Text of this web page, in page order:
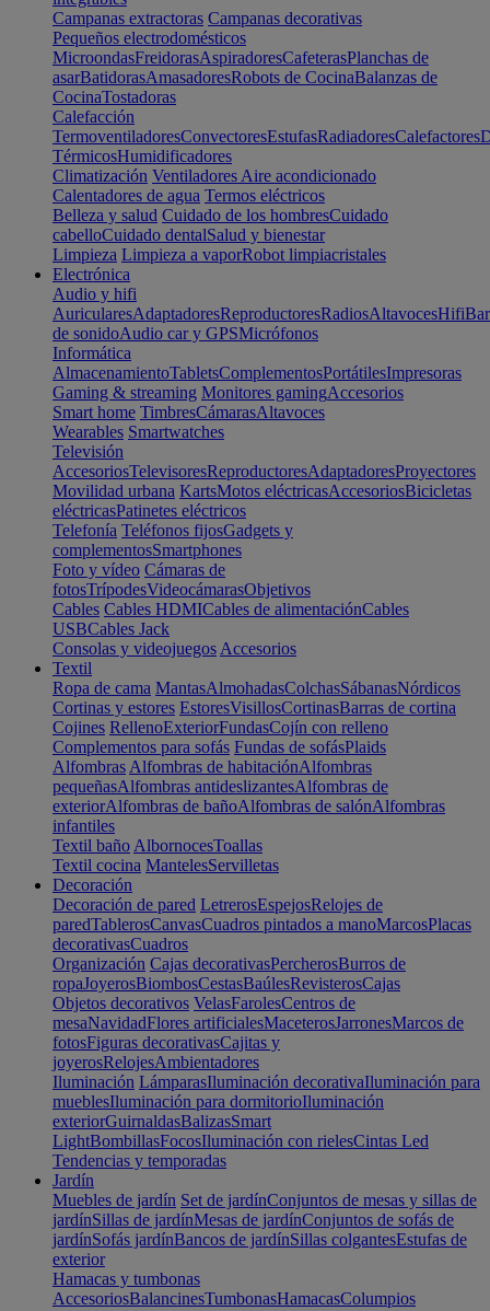
Campanas extractoras Campanas decorativas
Pequeños electrodomésticos
MicroondasFreidorasAspiradoresCafeterasPlanchas de
asarBatidorasAmasadoresRobots de CocinaBalanzas de
CocinaTostadoras
Calefacción
TermoventiladoresConvectoresEstufasRadiadoresCalefactores
TérmicosHumidificadores
Climatización Ventiladores Aire acondicionado
Calentadores de agua Termos eléctricos
Belleza y salud Cuidado de los hombresCuidado
cabelloCuidado dentalSalud y bienestar
Limpieza Limpieza a vaporRobot limpiacristales
Electrónica
Audio y hifi
AuricularesAdaptadoresReproductoresRadiosAltavocesHifi
de sonidoAudio car y GPSMicrófonos
Informática
AlmacenamientoTabletsComplementosPortátilesImpresoras
Gaming & streaming Monitores gamingAccesorios
Smart home TimbresCámarasAltavoces
Wearables Smartwatches
Televisión
AccesoriosTelevisoresReproductoresAdaptadoresProyectores
Movilidad urbana KartsMotos eléctricasAccesoriosBicicletas
eléctricasPatinetes eléctricos
Telefonía Teléfonos fijosGadgets y
complementosSmartphones
Foto y vídeo Cámaras de
fotosTrípodesVideocámarasObjetivos
Cables Cables HDMICables de alimentaciónCables
USBCables Jack
Consolas y videojuegos Accesorios
Textil
Ropa de cama MantasAlmohadasColchasSábanasNórdicos
Cortinas y estores EstoresVisillosCortinasBarras de cortina
Cojines RellenoExteriorFundasCojín con relleno
Complementos para sofás Fundas de sofásPlaids
Alfombras Alfombras de habitaciónAlfombras
pequeñasAlfombras antideslizantesAlfombras de
exteriorAlfombras de bañoAlfombras de salónAlfombras
infantiles
Textil baño AlbornocesToallas
Textil cocina MantelesServilletas
Decoración
Decoración de pared LetrerosEspejosRelojes de
paredTablerosCanvasCuadros pintados a manoMarcosPlacas
decorativasCuadros
Organización Cajas decorativasPercherosBurros de
ropaJoyerosBiombosCestasBaúlesRevisterosCajas
Objetos decorativos VelasFarolesCentros de
mesaNavidadFlores artificialesMaceterosJarronesMarcos de
fotosFiguras decorativasCajitas y
joyerosRelojesAmbientadores
Iluminación LámparasIluminación decorativaIluminación para
mueblesIluminación para dormitorioIluminación
exteriorGuirnaldasBalizasSmart
LightBombillasFocosIluminación con rielesCintas Led
Tendencias y temporadas
Jardín
Muebles de jardín Set de jardínConjuntos de mesas y sillas de
jardínSillas de jardínMesas de jardínConjuntos de sofás de
jardínSofás jardínBancos de jardínSillas colgantesEstufas de
exterior
Hamacas y tumbonas
AccesoriosBalancinesTumbonasHamacasColumpios